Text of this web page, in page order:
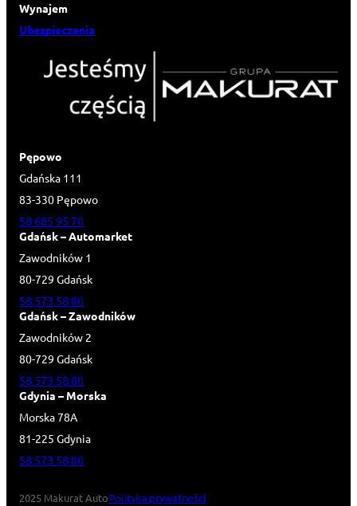
Wynajem
Ubezpieczenia
Pępowo
Gdańska 111
83-330 Pępowo
58 685 95 70
Gdańsk – Automarket
Zawodników 1
80-729 Gdańsk
58 573 58 80
Gdańsk – Zawodników
Zawodników 2
80-729 Gdańsk
58 573 58 80
Gdynia – Morska
Morska 78A
81-225 Gdynia
58 573 58 80
2025 Makurat AutoPolityka prywatności